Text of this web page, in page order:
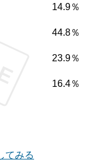
14.9％
44.8％
23.9％
16.4％
てみる